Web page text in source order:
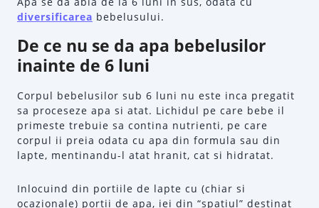
diversificarea bebelusului.
De ce nu se da apa bebelusilor
inainte de 6 luni
Corpul bebelusilor sub 6 luni nu este inca pregatit
sa proceseze apa si atat. Lichidul pe care bebe il
primeste trebuie sa contina nutrienti, pe care
corpul ii preia odata cu apa din formula sau din
lapte, mentinandu-l atat hranit, cat si hidratat.
Inlocuind din portiile de lapte cu (chiar si
ocazionale) portii de apa, iei din “spatiul” destinat